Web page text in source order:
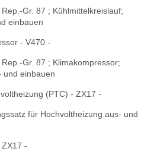
Gr. 87 ; Kühlmittelkreislauf;
einbauen
- V470 -
Gr. 87 ; Klimakompressor;
und einbauen
(PTC) - ZX17 -
für Hochvoltheizung aus- und
-